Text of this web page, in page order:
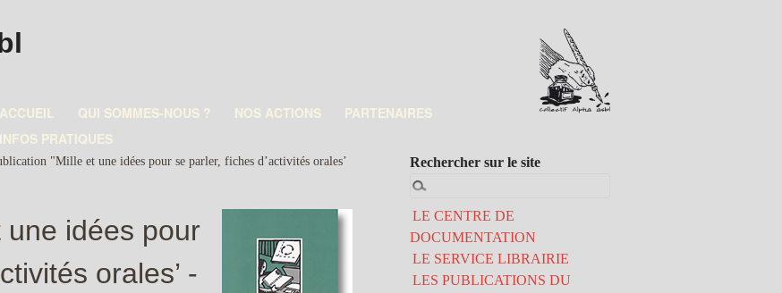
ACCUEIL QUI SOMMES-NOUS ? NOS ACTIONS
PARTENAIRES
INFOS PRATIQUES
"Mille et une idées pour se parler, fiches d’activités orales’
idées pour
orales’ -
LE CENTRE DE
DOCUMENTATION
LE SERVICE LIBRAIRIE
LES PUBLICATIONS DU
Rechercher sur le site